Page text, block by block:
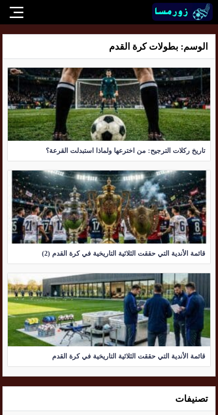
الوسم: بطولات كرة القدم
تاريخ ركلات الترجيح: من اخترعها ولماذا استبدلت القرعة؟
قائمة الأندية التي حققت الثلاثية التاريخية في كرة القدم (2)
قائمة الأندية التي حققت الثلاثية التاريخية في كرة القدم
تصنيفات